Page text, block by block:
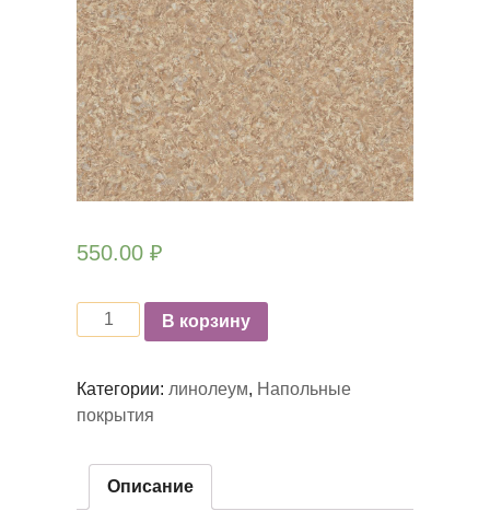
550.00 ₽
КоличествоВ корзину
Категории: линолеум, Напольные
покрытия
Описание